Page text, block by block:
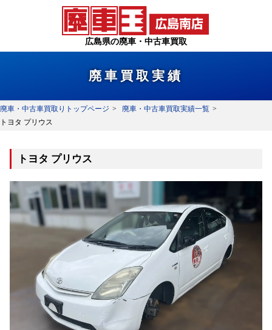
広島県の廃車・中古車買取
廃車買取実績
廃車・中古車買取りトップページ
廃車・中古車買取実績一覧
トヨタ プリウス
トヨタ プリウス